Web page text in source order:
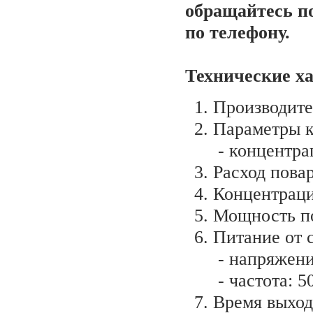
обращайтесь
по телефону.
Технические
Параметры
-
Расход
Мощность
Питание от
-
- частота:
Время